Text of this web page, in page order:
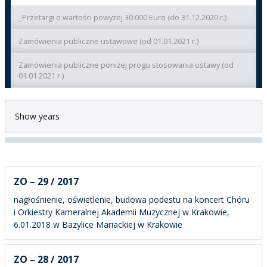
_Przetargi o wartości powyżej 30.000 Euro (do 31.12.2020 r.)
Zamówienia publiczne ustawowe (od 01.01.2021 r.)
Zamówienia publiczne poniżej progu stosowania ustawy (od
01.01.2021 r.)
Show years
ZO – 29 / 2017
nagłośnienie, oświetlenie, budowa podestu na koncert Chóru
i Orkiestry Kameralnej Akademii Muzycznej w Krakowie,
6.01.2018 w Bazylice Mariackiej w Krakowie
ZO – 28 / 2017